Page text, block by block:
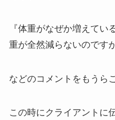
『体重がなぜか増えてい
重が全然減らないのです
などのコメントをもうら
この時にクライアントに